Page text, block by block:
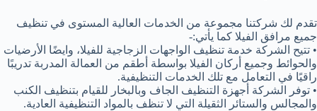
تقدم لك شركتنا مجموعة من الخدمات العالية المستوى في تنظيف
جميع مرافق الفيلا كما يأتي:-
• تتيح الشركة خدمة تنظيف الواجهات الزجاجية للفيلا، وايضًا الأرضيات
والحوائط وجميع أركان الفيلا بواسطة أطقم من العمالة المدربة تدريبًا
راقيًا في التعامل مع تلك الخدمات التنظيفية.
• توفر الشركة أجهزة التنظيف الجاف وبالبخار للقيام بتنظيف الكنب
والمجالس والستائر الثقيلة التي لا تنظف بالمواد التنظيفية العادية.